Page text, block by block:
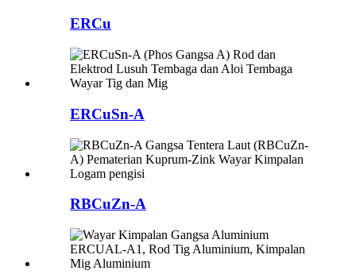
ERCu
ERCuSn-A
RBCuZn-A